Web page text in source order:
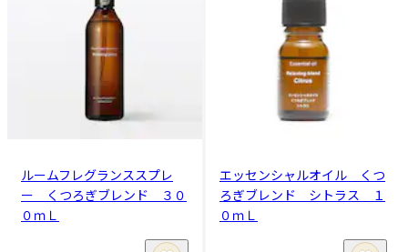
ルームフレグランススプレ
ー くつろぎブレンド ３０
０ｍＬ
エッセンシャルオイル くつ
ろぎブレンド シトラス １
０ｍＬ